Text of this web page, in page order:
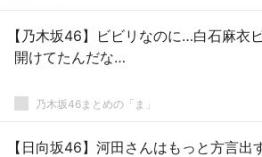
【乃木坂46】ビビリなのに…白石麻衣
開けてたんだな…
乃木坂46まとめの「ま」
【日向坂46】河田さんはもっと方言出